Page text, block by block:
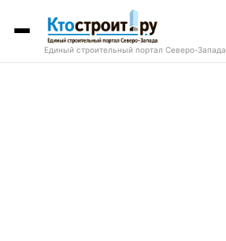
Единый строительный портал Северо-Запада